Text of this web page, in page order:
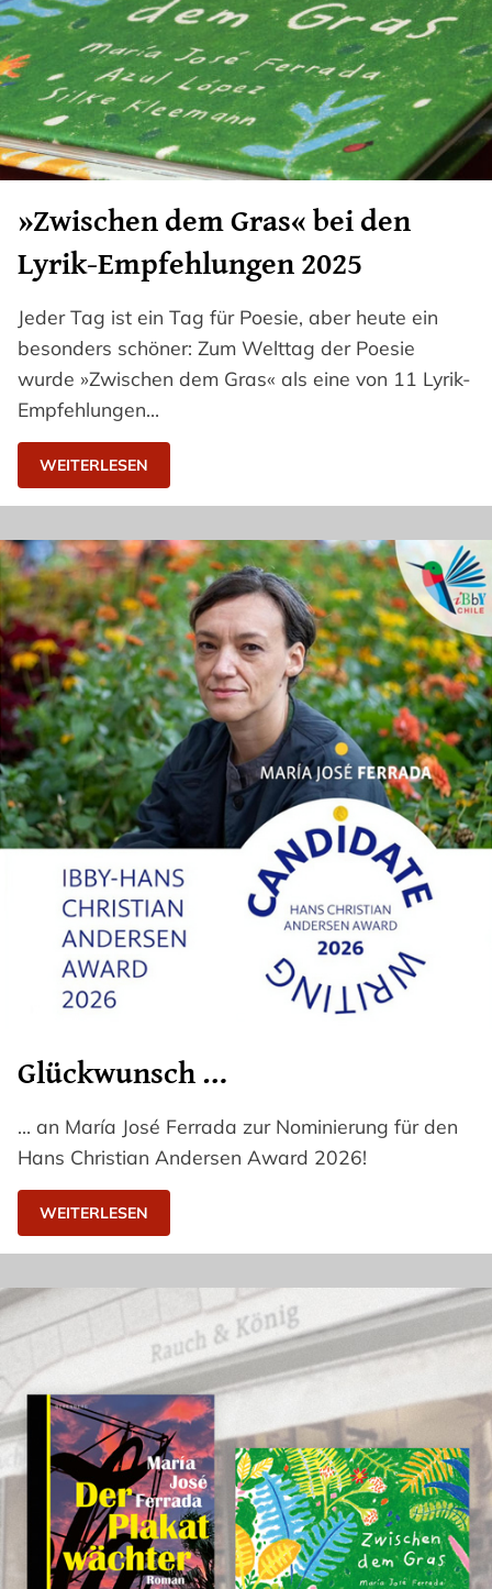
»Zwischen dem Gras« bei den
Lyrik-Empfehlungen 2025
Jeder Tag ist ein Tag für Poesie, aber heute ein
besonders schöner: Zum Welttag der Poesie
wurde »Zwischen dem Gras« als eine von 11 Lyrik-
Empfehlungen…
WEITERLESEN
Glückwunsch …
… an María José Ferrada zur Nominierung für den
Hans Christian Andersen Award 2026!
WEITERLESEN